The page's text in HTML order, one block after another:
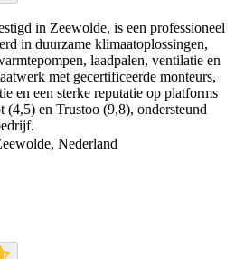
in Zeewolde, is een professioneel
in duurzame klimaatoplossingen,
laadpalen, ventilatie en
met gecertificeerde monteurs,
en een sterke reputatie op platforms
en Trustoo (9,8), ondersteund
Nederland